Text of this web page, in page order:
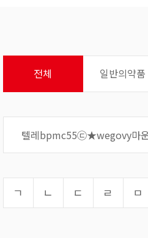
전체 일반의약품
ㄱ ㄴ ㄷ ㄹ ㅁ